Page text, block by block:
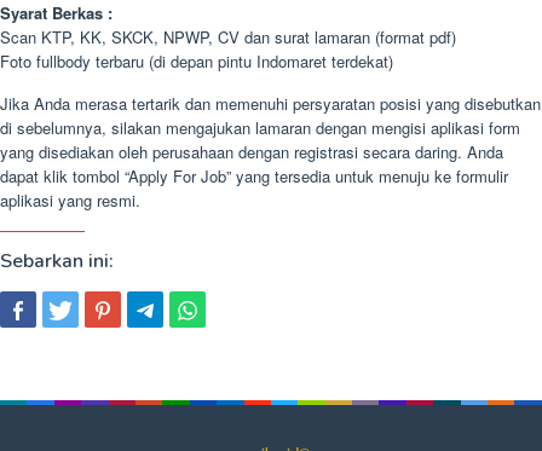
Syarat Berkas :
Scan KTP, KK, SKCK, NPWP, CV dan surat lamaran (format pdf)
Foto fullbody terbaru (di depan pintu Indomaret terdekat)
Jika Anda merasa tertarik dan memenuhi persyaratan posisi yang disebutkan
di sebelumnya, silakan mengajukan lamaran dengan mengisi aplikasi form
yang disediakan oleh perusahaan dengan registrasi secara daring. Anda
dapat klik tombol “Apply For Job” yang tersedia untuk menuju ke formulir
aplikasi yang resmi.
Sebarkan ini: